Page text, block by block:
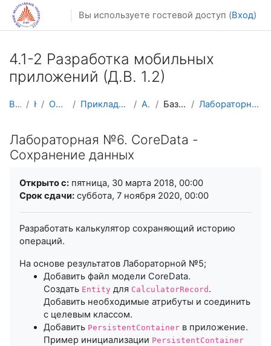
Перейти к основному содержанию
Вы используете гостевой доступ (Вход)
4.1-2 Разработка мобильных
приложений (Д.В. 1.2)
В начало Курсы Осенний семестр Прикладная математика и информатика AM-Mobile Базовые функции iOS Лабораторная №6. CoreData - Сохранение данных
Лабораторная №6. CoreData -
Сохранение данных
Открыто с: пятница, 30 марта 2018, 00:00
Срок сдачи: суббота, 7 ноября 2020, 00:00
Разработать калькулятор сохраняющий историю
операций.
На основе результатов Лабораторной №5;
Добавить файл модели CoreData.
Создать Entity для CalculatorRecord .
Добавить необходимые атрибуты и соединить
с целевым классом.
Добавить PersistentContainer в приложение.
Пример инициализации PersistentContainer